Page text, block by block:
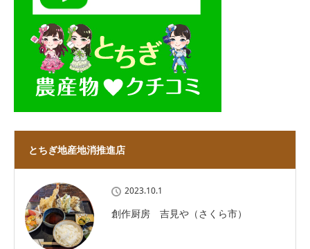
とちぎ地産地消推進店
2023.10.1
創作厨房 吉見や（さくら市）